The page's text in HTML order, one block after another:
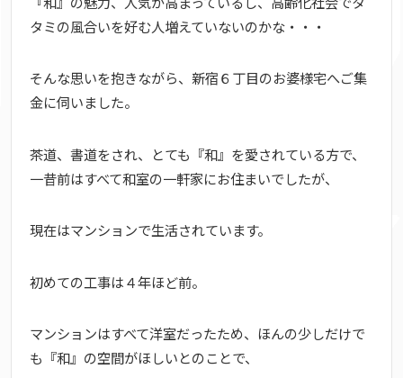
タミの風合いを好む人増えていないのかな・・・
そんな思いを抱きながら、新宿６丁目のお婆様宅へご集
金に伺いました。
茶道、書道をされ、とても『和』を愛されている方で、
一昔前はすべて和室の一軒家にお住まいでしたが、
現在はマンションで生活されています。
初めての工事は４年ほど前。
マンションはすべて洋室だったため、ほんの少しだけで
も『和』の空間がほしいとのことで、